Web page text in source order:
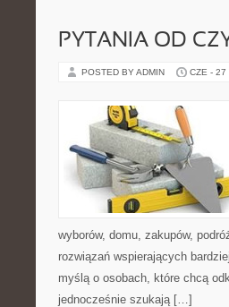
PYTANIA OD
POSTED BY ADMIN CZE - 27
wyborów, domu, zakupów,
rozwiązań wspierających
myślą o osobach, które chcą
jednocześnie szukają […]